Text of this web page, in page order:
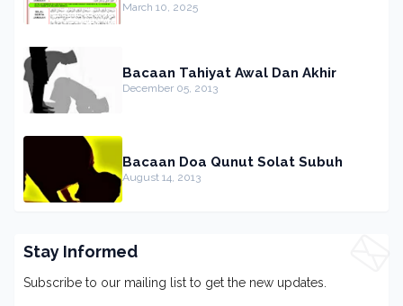
March 10, 2025
Bacaan Tahiyat Awal Dan Akhir
December 05, 2013
Bacaan Doa Qunut Solat Subuh
August 14, 2013
Stay Informed
Subscribe to our mailing list to get the new updates.